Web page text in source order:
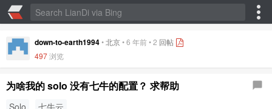
down-to-earth1994•北京•6 年前•2 回帖
497浏览
为啥我的 solo 没有七牛的配置？ 求帮助
Solo
七牛云